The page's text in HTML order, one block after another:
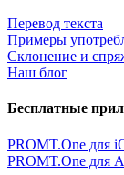
Перевод текста
Примеры
Склонение и
Наш блог
Бесплатные
PROMT.One для
PROMT.One для